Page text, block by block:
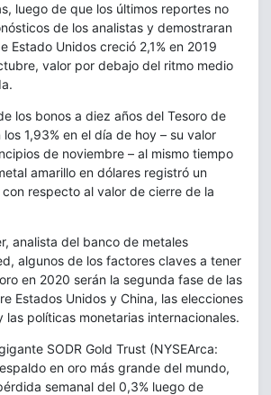
luego de que los últimos reportes no
de los analistas y demostraran
Estado Unidos creció 2,1% en 2019
valor por debajo del ritmo medio
los bonos a diez años del Tesoro de
los 1,93% en el día de hoy – su valor
de noviembre – al mismo tiempo
amarillo en dólares registró un
respecto al valor de cierre de la
analista del banco de metales
algunos de los factores claves a tener
en 2020 serán la segunda fase de las
Estados Unidos y China, las elecciones
las políticas monetarias internacionales.
SODR Gold Trust (NYSEArca:
en oro más grande del mundo,
semanal del 0,3% luego de